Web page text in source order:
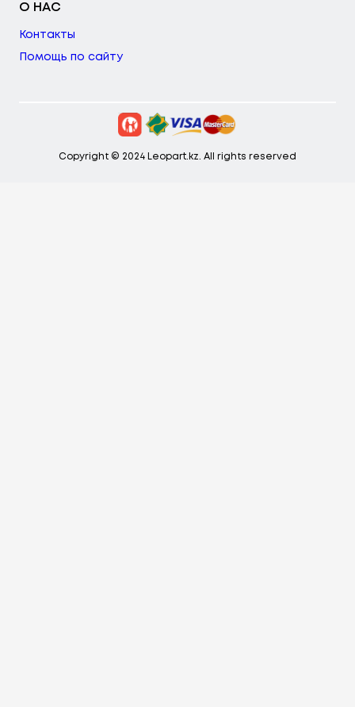
О НАС
Контакты
Помощь по сайту
Copyright © 2024 Leopart.kz. All rights reserved